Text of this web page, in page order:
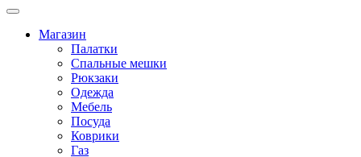
Магазин
Палатки
Спальные мешки
Рюкзаки
Одежда
Мебель
Посуда
Коврики
Газ